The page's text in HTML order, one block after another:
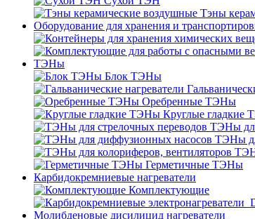
Тэны
Оборудование для хранения и
ТЭНы
Блок ТЭНы
Оребренные ТЭНы
Круглые гладкие
ТЭНы
ТЭНы
Герметичные ТЭНы
Карбидокремниевые нагреватели
Комплектующие
Молибденовые дисилицид нагреватели